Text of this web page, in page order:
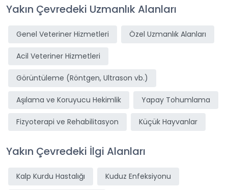
Yakın Çevredeki Uzmanlık Alanları
Genel Veteriner Hizmetleri Özel Uzmanlık Alanları
Acil Veteriner Hizmetleri
Görüntüleme (Röntgen, Ultrason vb.)
Aşılama ve Koruyucu Hekimlik Yapay Tohumlama
Fizyoterapi ve Rehabilitasyon Küçük Hayvanlar
Yakın Çevredeki İlgi Alanları
Kalp Kurdu Hastalığı Kuduz Enfeksiyonu